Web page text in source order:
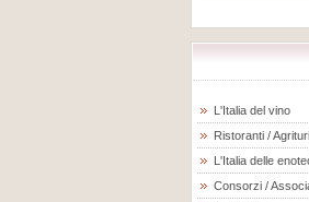
L'Italia del vino
Ristoranti /
L'Italia delle
Consorzi /